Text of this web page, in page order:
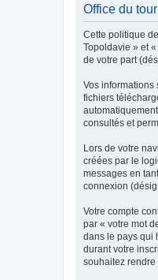
Office du
Cette politique
Topoldavie » et
de votre part
Vos informations
fichiers
consultés et
Lors de votre
créées par le
messages en
connexion
Votre compte
par « votre mot
dans le pays qui
durant votre
souhaitez